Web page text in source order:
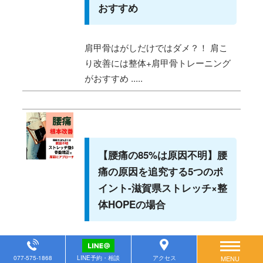
おすすめ
肩甲骨はがしだけではダメ？！ 肩こ
り改善には整体+肩甲骨トレーニング
がおすすめ .....
【腰痛の85%は原因不明】腰
痛の原因を追究する5つのポ
イント-滋賀県ストレッチ×整
体HOPEの場合
腰痛の85%は原因不明 骨盤矯正+スト
レッチ整体で根本改善 滋賀で整体を
077-575-1868 LINE予約・相談 アクセス MENU